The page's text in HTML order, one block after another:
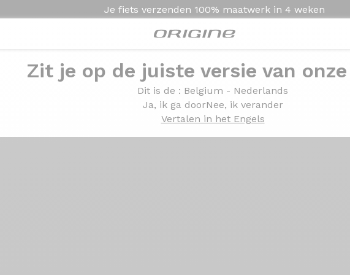
Je fiets verzenden 100% maatwerk in 4 weken
Zit je op de juiste versie van
Dit is de : Belgium - Nederlands
Ja, ik ga doorNee, ik verander
Vertalen in het Engels
Presentatie